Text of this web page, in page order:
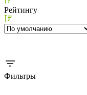
Рейтингу
Фильтры